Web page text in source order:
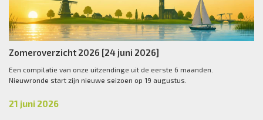
Zomeroverzicht 2026 [24 juni 2026]
Een compilatie van onze uitzendinge uit de eerste 6 maanden.
Nieuwronde start zijn nieuwe seizoen op 19 augustus.
21 juni 2026